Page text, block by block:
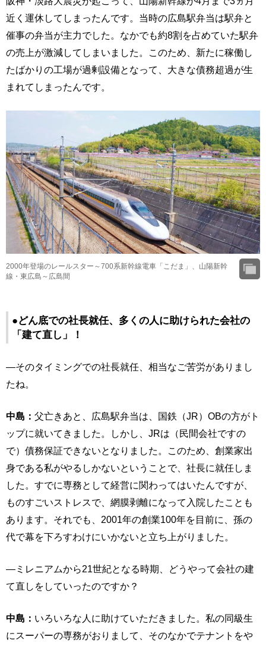
近く運休してしまったんです。当時の広島駅弁当は駅弁と
催事の弁当が主力でした。なかでも約8割を占めていた駅弁
の売上が激減してしまいました。このため、新たに稼働し
たばかりの工場が過剰設備となって、大きな債務超過が生
まれてしまったんです。
2000年登場のレールスター～700系新幹線電車「こだま」、山陽新幹
線・東広島～広島間
●どん底での社長就任、多くの人に助けられた会社の
「建て直し」！
―そのタイミングでの社長就任、相当なご苦労がありまし
たね。
中島： 父亡きあと、広島駅弁当は、国鉄（JR）OBの方がト
ップに就いてきました。しかし、JRは（民間会社ですの
で）債務保証できないとなりました。このため、創業家出
身である私がやるしかないということで、社長に就任しま
した。すでに専務として経営に関わってはいたんですが、
ものすごいストレスで、網膜剥離になって入院したことも
あります。それでも、2001年の創業100年を目前に、孫の
代で幕を下ろすわけにいかないと立ち上がりました。
―ミレニアムから21世紀となる時期、どうやって会社の建
て直しをしていったのですか？
中島： いろいろな人に助けていただきました。私の同級生
にスーパーの専務がおりまして、そのなかでテナントをや